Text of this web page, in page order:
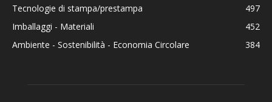
Tecnologie di stampa/prestampa
497
Imballaggi - Materiali
452
Ambiente - Sostenibilità - Economia Circolare
384